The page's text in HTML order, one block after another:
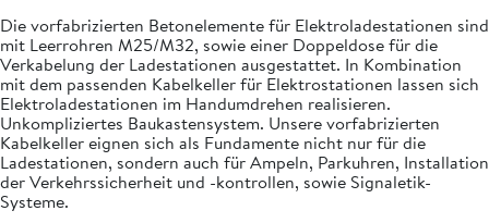
Die vorfabrizierten Betonelemente für Elektroladestationen sind
mit Leerrohren M25/M32, sowie einer Doppeldose für die
Verkabelung der Ladestationen ausgestattet. In Kombination
mit dem passenden Kabelkeller für Elektrostationen lassen sich
Elektroladestationen im Handumdrehen realisieren.
Unkompliziertes Baukastensystem. Unsere vorfabrizierten
Kabelkeller eignen sich als Fundamente nicht nur für die
Ladestationen, sondern auch für Ampeln, Parkuhren, Installation
der Verkehrssicherheit und -kontrollen, sowie Signaletik-
Systeme.